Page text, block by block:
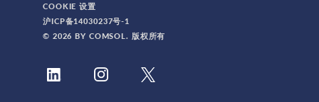
COOKIE 设置
沪ICP备14030237号-1
© 2026 BY COMSOL. 版权所有